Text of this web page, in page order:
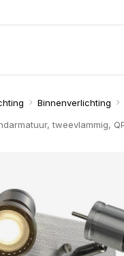
Binnenverlichting
tweevlammig,